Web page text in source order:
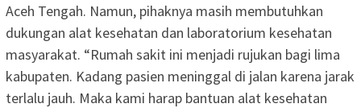
Aceh Tengah. Namun, pihaknya masih membutuhkan
dukungan alat kesehatan dan laboratorium kesehatan
masyarakat. “Rumah sakit ini menjadi rujukan bagi lima
kabupaten. Kadang pasien meninggal di jalan karena jarak
terlalu jauh. Maka kami harap bantuan alat kesehatan